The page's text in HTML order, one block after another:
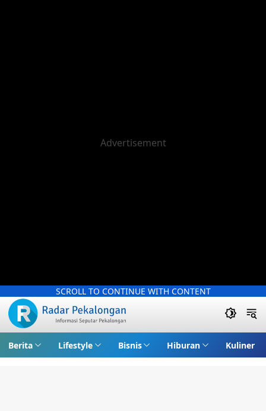
SCROLL TO CONTINUE WITH CONTENT
Berita Lifestyle Bisnis Hiburan Kuliner